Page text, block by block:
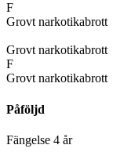
F
Grovt narkotikabrott
Grovt narkotikabrott
F
Grovt narkotikabrott
Påföljd
Fängelse 4 år